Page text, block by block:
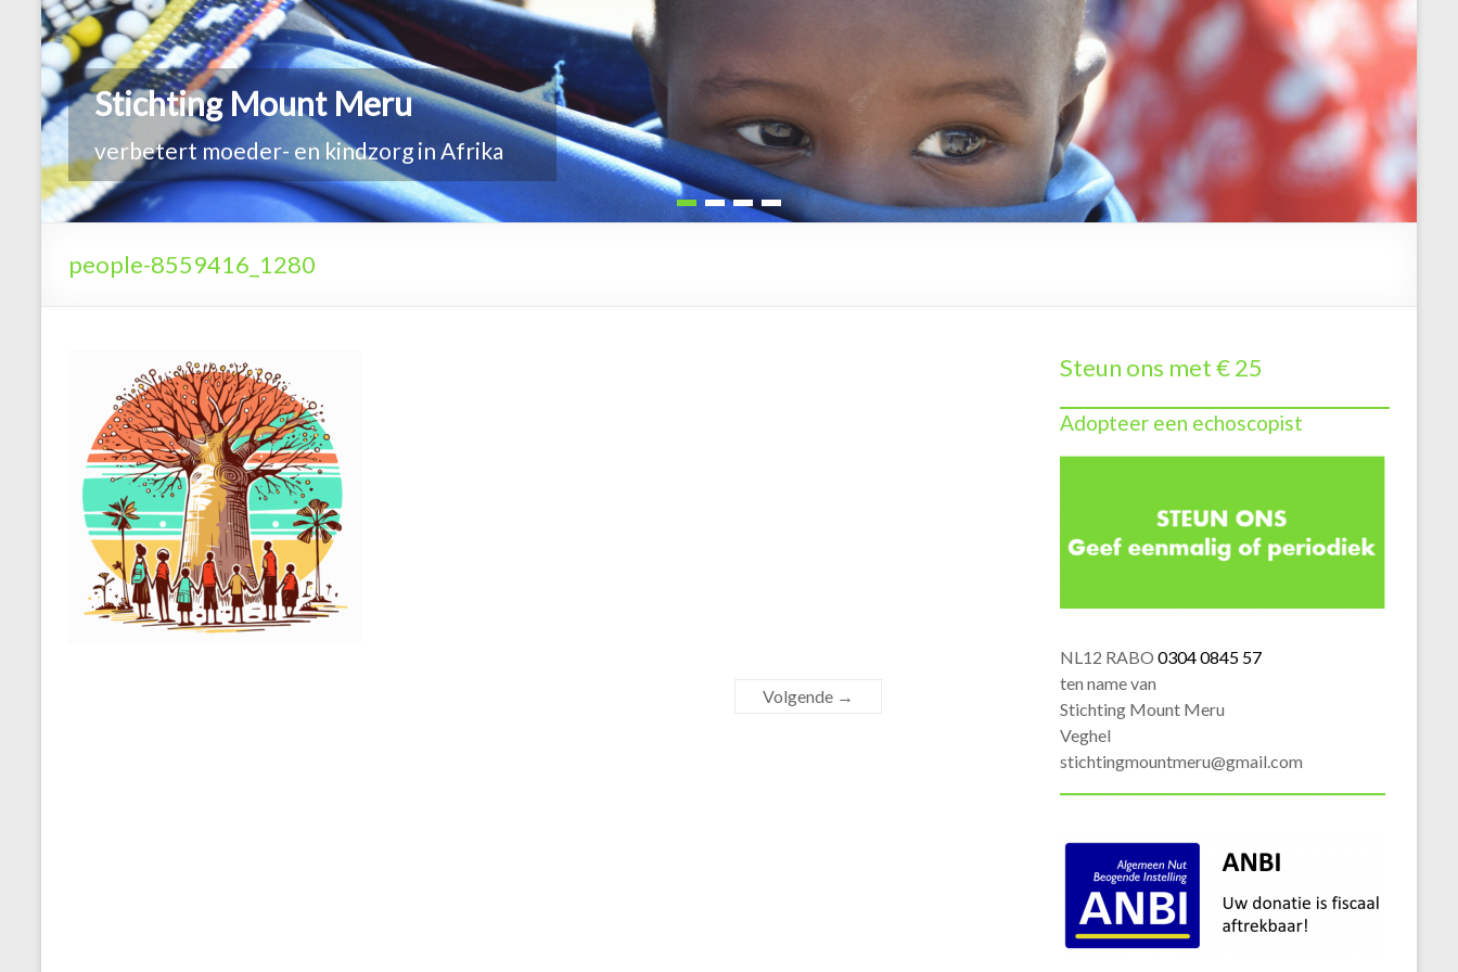
people-8559416_1280
Volgende →
Steun ons met € 25
Adopteer een echoscopist
NL12 RABO 0304 0845 57
ten name van
Stichting Mount Meru
Veghel
stichtingmountmeru@gmail.com